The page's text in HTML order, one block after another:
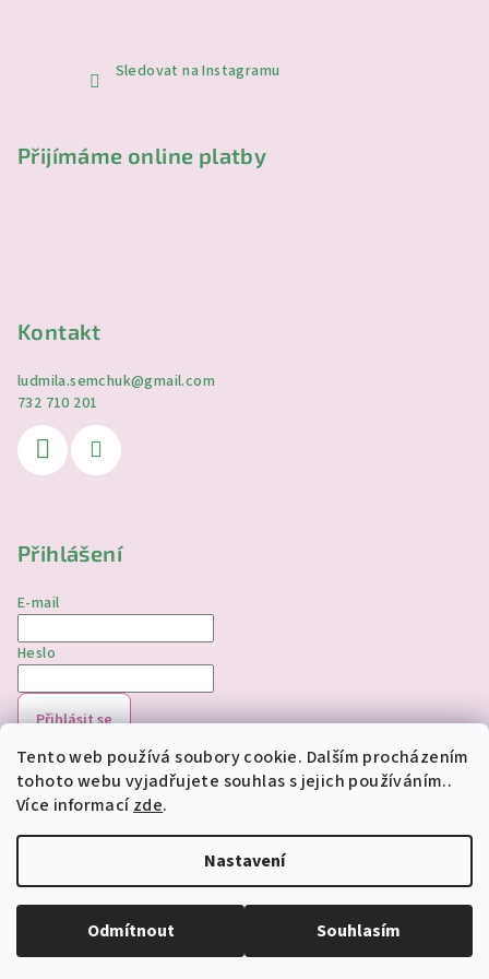
Tento web používá soubory cookie. Dalším procházením
tohoto webu vyjadřujete souhlas s jejich používáním..
Více informacízde.
Nastavení
Odmítnout Souhlasím
Sledovat na Instagramu
Přijímáme online platby
Kontakt
ludmila.semchuk@gmail.com
732 710 201
Přihlášení
E-mail
Heslo
Přihlásit se
Nová registraceZapomenuté heslo
Copyright 2026jednorozciverivnas.cz. Všechna práva
Upravit nastavení cookies
Vytvořil Shoptet
Odstoupit od smlouvy